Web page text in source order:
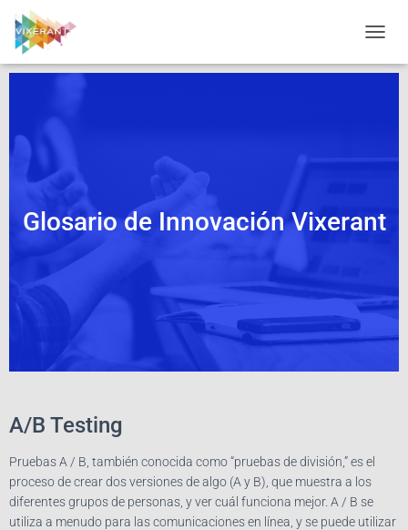
Glosario de Innovación Vixerant
A/B Testing
Pruebas A / B, también conocida como “pruebas de división,” es el
proceso de crear dos versiones de algo (A y B), que muestra a los
diferentes grupos de personas, y ver cuál funciona mejor. A / B se
utiliza a menudo para las comunicaciones en línea, y se puede utilizar